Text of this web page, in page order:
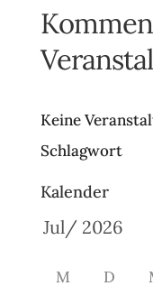
Keine
Schlagwort
Kalender
M D